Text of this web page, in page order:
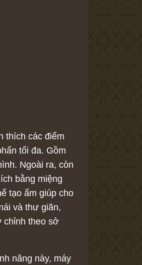
thích các điểm
tối đa. Gồm
Ngoài ra, còn
bằng miệng
tạo ấm giúp cho
và thư giãn,
chỉnh theo sở
năng này, máy